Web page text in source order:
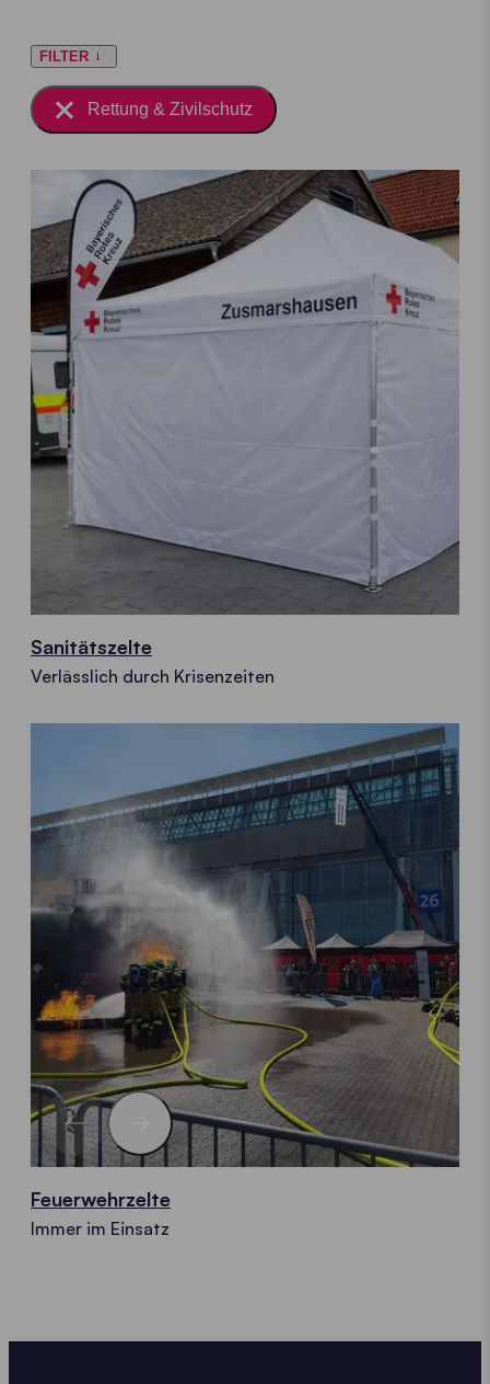
FILTER
Rettung & Zivilschutz
Sanitätszelte
Verlässlich durch Krisenzeiten
Feuerwehrzelte
Immer im Einsatz